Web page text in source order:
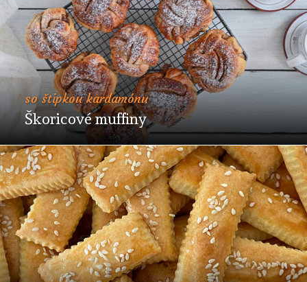
so štipkou kardamónu
Škoricové muffiny